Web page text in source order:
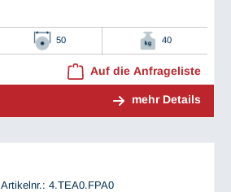
50 40
Auf die Anfrageliste
mehr Details
Artikelnr.: 4.TEA0.FPA0